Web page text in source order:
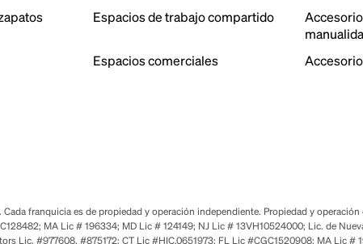
Espacios de trabajo compartido
Espacios comerciales
franquicia es de propiedad y operación independiente. Propiedad y
MA Lic # 196334; MD Lic # 124149; NJ Lic # 13VH10524000; Lic. de
Lic. #977608, #875172; CT Lic #HIC.0651973; FL Lic #CGC1520908; MA Lic